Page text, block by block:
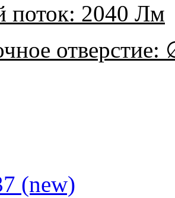
поток: 2040 Лм
отверстие:
(new)